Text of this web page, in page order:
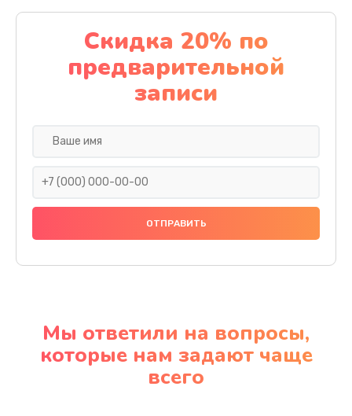
Скидка 20% по
предварительной
записи
Мы ответили на вопросы,
которые нам задают чаще
всего